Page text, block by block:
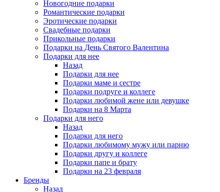
Новогодние подарки
Романтические подарки
Эротические подарки
Свадебные подарки
Прикольные подарки
Подарки на День Святого Валентина
Подарки для нее
Назад
Подарки для нее
Подарки маме и сестре
Подарки подруге и коллеге
Подарки любимой жене или девушке
Подарки на 8 Марта
Подарки для него
Назад
Подарки для него
Подарки любимому мужу или парню
Подарки другу и коллеге
Подарки папе и брату
Подарки на 23 февраля
Бренды
Назад